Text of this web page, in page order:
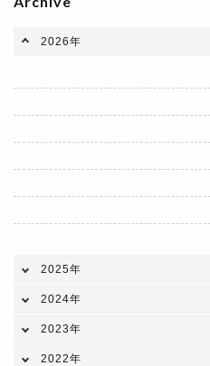
2026年
2025年
2024年
2023年
2022年